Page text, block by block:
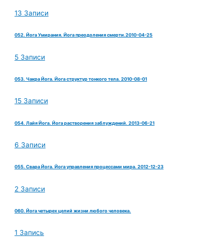
13 Записи
052. Йога Умирания. Йога преодоления смерти.2010-04-25
5 Записи
053. Чакра Йога. Йога структур тонкого тела. 2010-08-01
15 Записи
054. Лайя Йога. Йога растворения заблуждений. 2013-06-21
6 Записи
055. Свара Йога. Йога управления процессами мира. 2012-12-23
2 Записи
060. Йога четырех целий жизни любого человека.
1 Запись